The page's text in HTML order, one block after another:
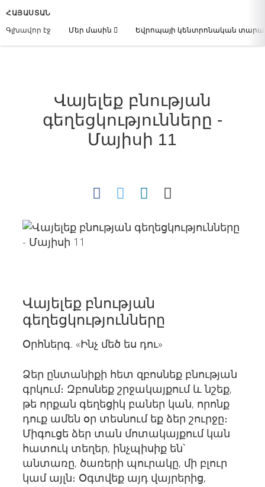
ՀԱՅԱՍՏԱՆ
Գլխավոր էջ
Մեր մասին Եվրոպայի կենտրոնական
Վայելեք բնության
գեղեցկությունները -
Մայիսի 11
Վայելեք բնության
գեղեցկությունները
Օրհներգ. «Ինչ մեծ ես դու»
Ձեր ընտանիքի հետ զբոսնեք բնության
գրկում։ Զբոսնեք շրջակայքում և նշեք,
թե որքան գեղեցիկ բաներ կան, որոնք
դուք ամեն օր տեսնում եք ձեր շուրջը։
Միգուցե ձեր տան մոտակայքում կան
հատուկ տեղեր, ինչպիսիք են՝
անտառը, ծառերի պուրակը, մի բլուր
կամ այլն։ Օգտվեք այդ վայրերից,